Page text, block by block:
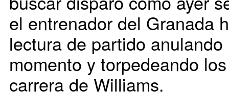
el entrenador del Granada
lectura de partido
momento y torpedeando
carrera de Williams.